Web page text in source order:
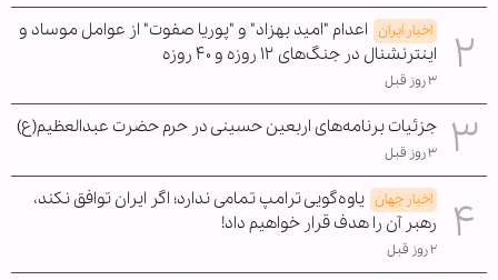
اخبار ایران اعدام "امید بهزاد" و "پوریا صفوت" از عوامل موساد و
اینترنشنال در جنگ‌های ۱۲ روزه و ۴۰ روزه
۳ روز قبل
جزئیات برنامه‌های اربعین حسینی در حرم حضرت عبدالعظیم(ع)
۳ روز قبل
اخبار جهان یاوه‌گویی ترامپ تمامی ندارد؛ اگر ایران توافق نکند،
رهبر آن را هدف قرار خواهیم داد!
۲ روز قبل